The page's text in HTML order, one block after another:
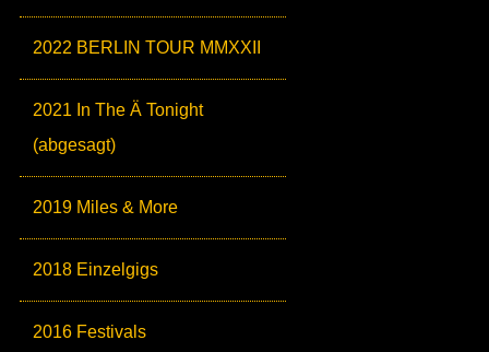
2022 BERLIN TOUR MMXXII
2021 In The Ä Tonight
(abgesagt)
2019 Miles & More
2018 Einzelgigs
2016 Festivals